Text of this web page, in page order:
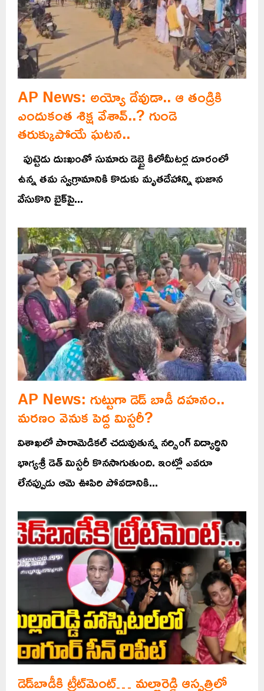
AP News: అయ్యో దేవుడా.. ఆ తండ్రికి
ఎందుకంత శిక్ష వేశావ్‌..? గుండె
తరుక్కుపోయే ఘటన..
పుట్టెడు దుఃఖంతో సుమారు డెబ్బై కిలోమీటర్ల దూరంలో
ఉన్న తమ స్వగ్రామానికి కొడుకు మృతదేహాన్ని భుజాన
వేసుకొని బైక్‌పై...
AP News: గుట్టుగా డెడ్ బాడీ దహనం..
మరణం వెనుక పెద్ద మిస్టరీ?
విశాఖలో పారామెడికల్ చదువుతున్న నర్సింగ్ విద్యార్థిని
భాగ్యశ్రీ డెత్ మిస్టరీ కొనసాగుతుంది. ఇంట్లో ఎవరూ
లేనప్పుడు ఆమె ఊపిరి పోవడానికి...
డెడ్‌బాడీకి ట్రీట్‌మెంట్… మల్లారెడ్డి ఆస్పత్రిలో